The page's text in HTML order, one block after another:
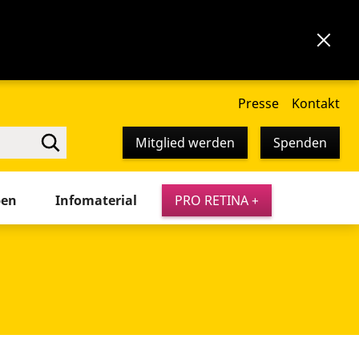
Presse Kontakt
Mitglied werden Spenden
Infomaterial PRO RETINA +